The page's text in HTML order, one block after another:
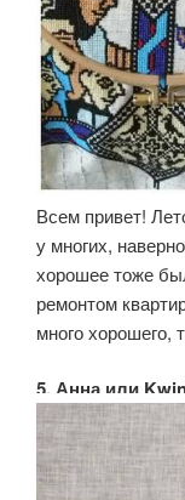
Всем привет!
у многих,
хорошее тоже
ремонтом
много хорошего,
5. Анна или